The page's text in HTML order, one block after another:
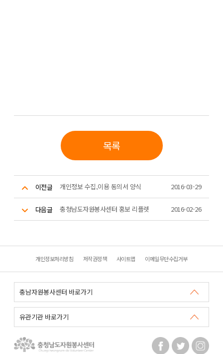
목록
이전글 개인정보 수집,이용 동의서 양식 2016-03-29
다음글 충청남도자원봉사센터 홍보 리플렛 2016-02-26
개인정보처리방침 저작권정책 사이트맵 이메일무단수집거부